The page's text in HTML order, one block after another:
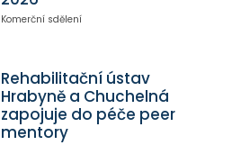
Komerční sdělení
Rehabilitační ústav
Hrabyně a Chuchelná
zapojuje do péče peer
mentory